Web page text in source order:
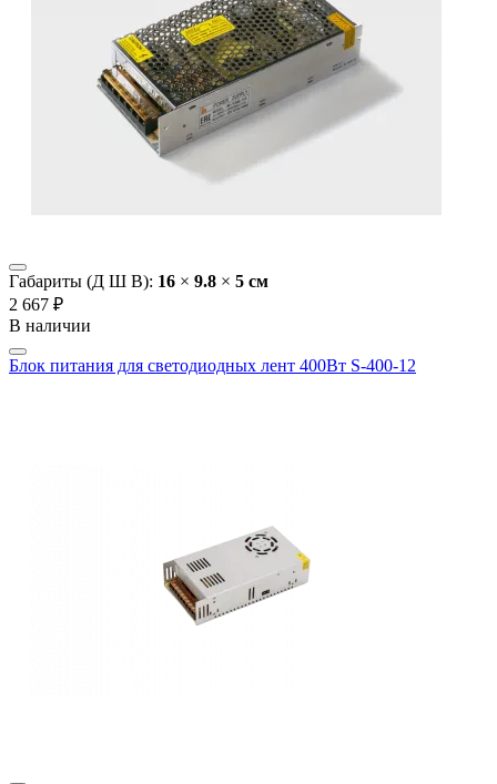
Габариты (Д Ш В): 16 × 9.8 × 5 cм
2 667 ₽
В наличии
Блок питания для светодиодных лент 400Вт S-400-12